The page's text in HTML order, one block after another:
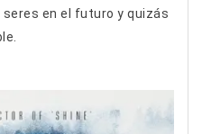
en el futuro y quizás